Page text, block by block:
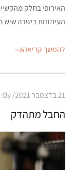
האירופי בחלק
העיתונות בישרה
להמשך קריאה
Posted
21 בדצמבר 2021 By:
החבל מתהדק